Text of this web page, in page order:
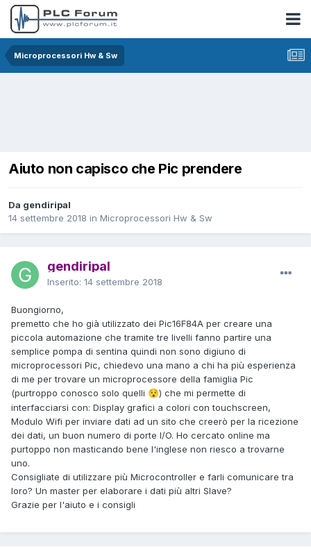
Microprocessori Hw & Sw
Aiuto non capisco che Pic prendere
Da gendiripal
14 settembre 2018 in Microprocessori Hw & Sw
gendiripal
Inserito: 14 settembre 2018
Buongiorno,
premetto che ho già utilizzato dei Pic16F84A per creare una
piccola automazione che tramite tre livelli fanno partire una
semplice pompa di sentina quindi non sono digiuno di
microprocessori Pic, chiedevo una mano a chi ha più esperienza
di me per trovare un microprocessore della famiglia Pic
(purtroppo conosco solo quelli 😯) che mi permette di
interfacciarsi con: Display grafici a colori con touchscreen,
Modulo Wifi per inviare dati ad un sito che creerò per la ricezione
dei dati, un buon numero di porte I/O. Ho cercato online ma
purtoppo non masticando bene l'inglese non riesco a trovarne
uno.
Consigliate di utilizzare più Microcontroller e farli comunicare tra
loro? Un master per elaborare i dati più altri Slave?
Grazie per l'aiuto e i consigli